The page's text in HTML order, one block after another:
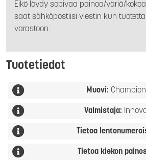
Eikö löydy sopivaa painoa/väriä/
saat sähköpostiisi viestin kun
varastoon.
Tuotetiedot
Muovi: Champion
Valmistaja:
Tietoa
Tietoa kiekon